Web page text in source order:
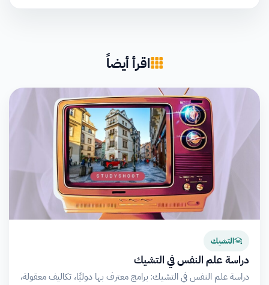
اقرأ أيضاً
التشيك
دراسة علم النفس في التشيك
دراسة علم النفس في التشيك: برامج معترف بها دوليًا، تكاليف معقولة،